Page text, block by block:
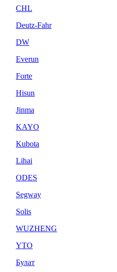
CHL
Deutz-Fahr
DW
Everun
Forte
Hisun
Jinma
KAYO
Kubota
Lihai
ODES
Segway
Solis
WUZHENG
YTO
Булат